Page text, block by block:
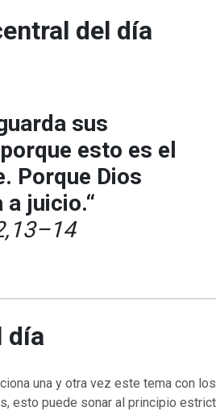
del día
sus
esto es el
Porque Dios
juicio.“
día
una y otra vez este tema con los
esto puede sonar al principio